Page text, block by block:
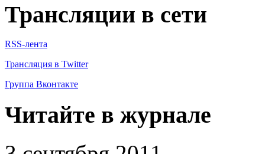
Трансляции в сети
RSS-лента
Трансляция в Twitter
Группа Вконтакте
Читайте в журнале